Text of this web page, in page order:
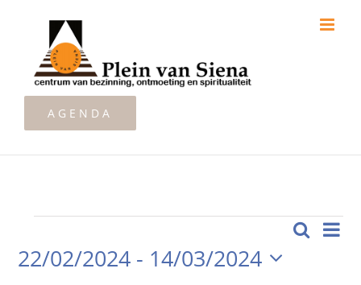
AGENDA
Evenementen Zoeken
Lijst
22/02/2024 - 14/03/2024